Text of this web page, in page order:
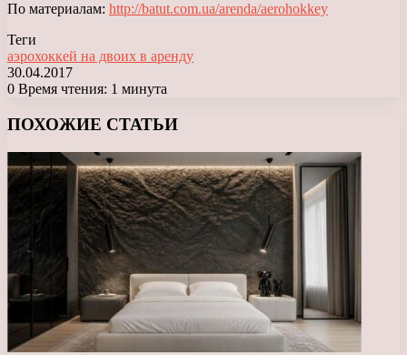
По материалам: http://batut.com.ua/arenda/aerohokkey
Теги
аэрохоккей на двоих в аренду
30.04.2017
0 Время чтения: 1 минута
ПОХОЖИЕ СТАТЬИ